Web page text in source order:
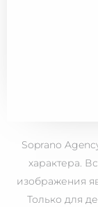
Soprano
характера.
изображения
Только для